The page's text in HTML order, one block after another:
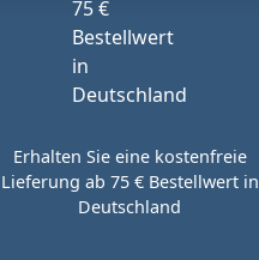
Erhalten Sie eine kostenfreie
Lieferung ab 75 € Bestellwert in
Deutschland